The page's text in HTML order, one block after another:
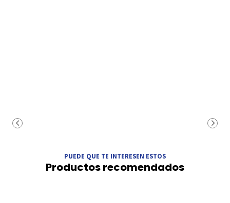
PUEDE QUE TE INTERESEN ESTOS
Productos recomendados